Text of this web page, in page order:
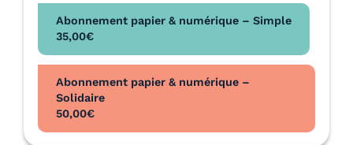
Abonnement papier & numérique – Simple
35,00€
Abonnement papier & numérique –
Solidaire
50,00€